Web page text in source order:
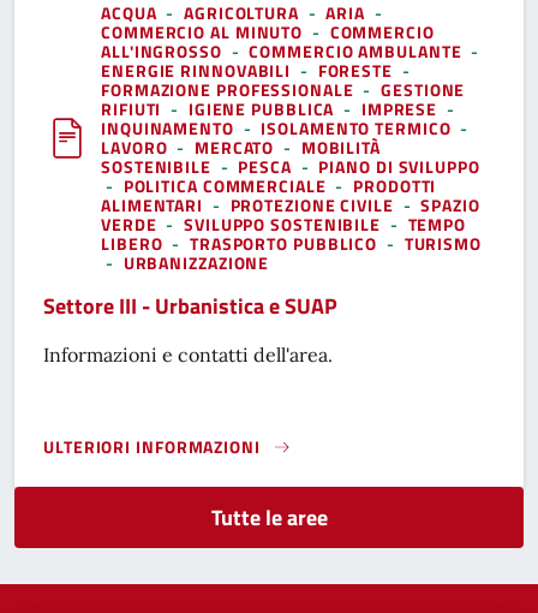
ACQUA -AGRICOLTURA -ARIA -
COMMERCIO AL MINUTO - COMMERCIO
ALL'INGROSSO -COMMERCIO AMBULANTE -
ENERGIE RINNOVABILI - FORESTE -
FORMAZIONE PROFESSIONALE -GESTIONE
RIFIUTI - IGIENE PUBBLICA - IMPRESE -
INQUINAMENTO - ISOLAMENTO TERMICO -
LAVORO - MERCATO - MOBILITÀ
SOSTENIBILE - PESCA - PIANO DI SVILUPPO
- POLITICA COMMERCIALE - PRODOTTI
ALIMENTARI - PROTEZIONE CIVILE -SPAZIO
VERDE -SVILUPPO SOSTENIBILE - TEMPO
LIBERO - TRASPORTO PUBBLICO - TURISMO
- URBANIZZAZIONE
Settore III - Urbanistica e SUAP
Informazioni e contatti dell'area.
ULTERIORI INFORMAZIONI
SETTORE III - URBANISTICA E SUAP}
Tutte le aree